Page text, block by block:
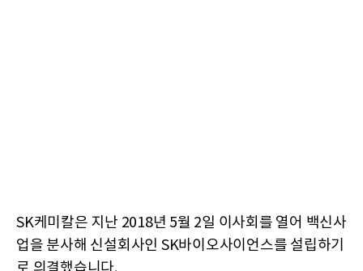
SK케미칼은 지난 2018년 5월 2일 이사회를 열어 백신사
업을 분사해 신설회사인 SK바이오사이언스를 설립하기